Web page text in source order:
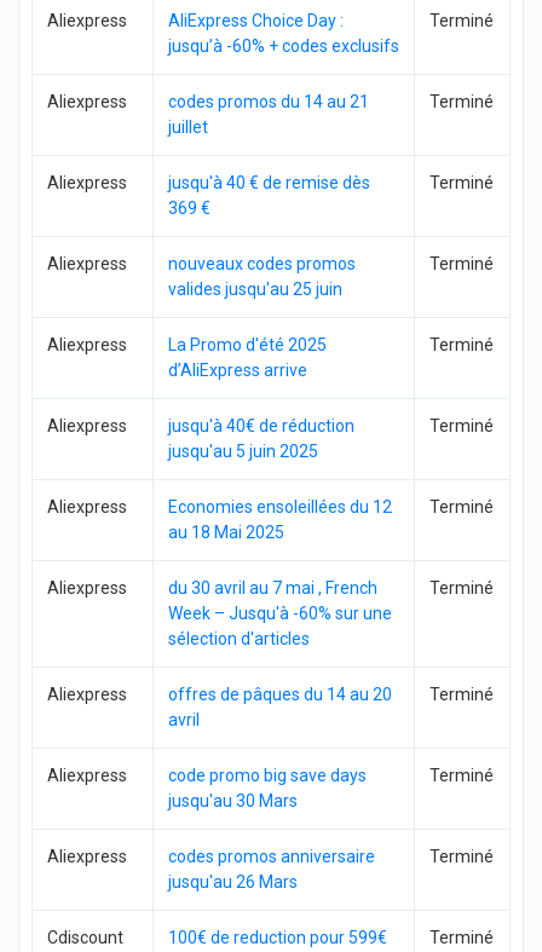
Aliexpress
AliExpress Choice Day :
jusqu’à -60% + codes exclusifs
Terminé
Aliexpress
codes promos du 14 au 21
juillet
Terminé
Aliexpress
jusqu'à 40 € de remise dès
369 €
Terminé
Aliexpress
nouveaux codes promos
valides jusqu'au 25 juin
Terminé
Aliexpress
La Promo d'été 2025
d’AliExpress arrive
Terminé
Aliexpress
jusqu'à 40€ de réduction
jusqu'au 5 juin 2025
Terminé
Aliexpress
Economies ensoleillées du 12
au 18 Mai 2025
Terminé
Aliexpress
du 30 avril au 7 mai , French
Week – Jusqu'à -60% sur une
sélection d'articles
Terminé
Aliexpress
offres de pâques du 14 au 20
avril
Terminé
Aliexpress
code promo big save days
jusqu'au 30 Mars
Terminé
Aliexpress
codes promos anniversaire
jusqu'au 26 Mars
Terminé
Cdiscount
100€ de reduction pour 599€
Terminé